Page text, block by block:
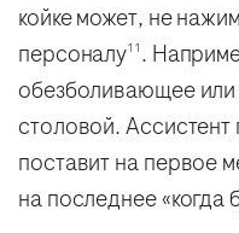
койке может, не
персоналу11 .
обезболивающее
столовой.
поставит на первое
на последнее «когда